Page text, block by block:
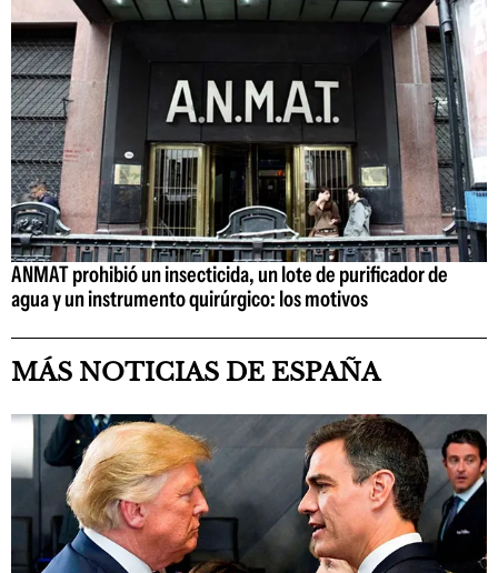
ANMAT prohibió un insecticida, un lote de purificador de
agua y un instrumento quirúrgico: los motivos
MÁS NOTICIAS DE ESPAÑA